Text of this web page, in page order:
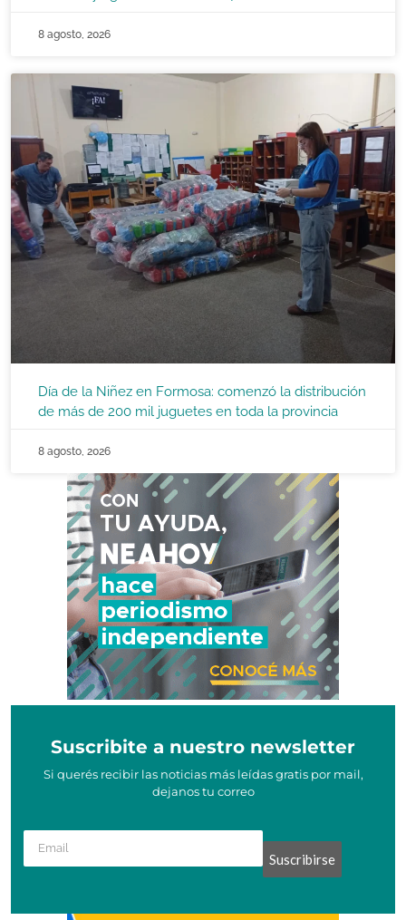
8 agosto, 2026
Día de la Niñez en Formosa: comenzó la distribución
de más de 200 mil juguetes en toda la provincia
8 agosto, 2026
Suscribite a nuestro newsletter
Si querés recibir las noticias más leídas gratis por mail,
dejanos tu correo
Suscribirse